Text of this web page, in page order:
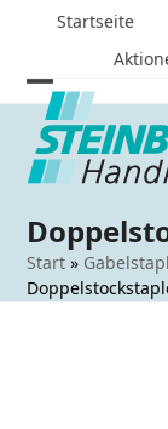
Startseite
Open
mobile
menu
Close
mobile
menu
Start »